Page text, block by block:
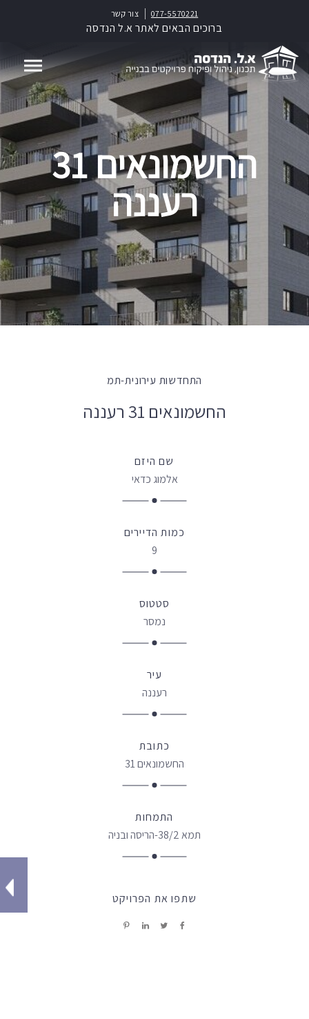
צור קשר 077-5570221
ברוכים הבאים לאתר א.ל הנדסה
החשמונאים 31
רעננה
התחדשות עירונית-תמ
החשמונאים 31 רעננה
שם היזם
אלמוג כדאי
כמות הדיירים
9
סטטוס
נמסר
עיר
רעננה
כתובת
החשמונאים 31
התמחות
תמא 38/2-הריסה ובניה
שתפו את הפרויקט